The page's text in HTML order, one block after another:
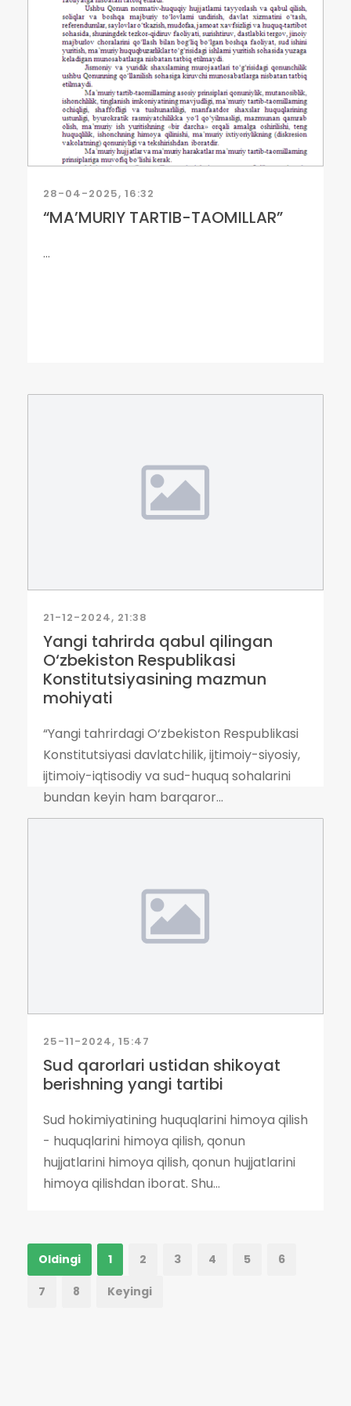
28-04-2025, 16:32
“MA’MURIY TARTIB-TAOMILLAR”
...
21-12-2024, 21:38
Yangi tahrirda qabul qilingan
O‘zbekiston Respublikasi
Konstitutsiyasining mazmun
mohiyati
“Yangi tahrirdagi O‘zbekiston Respublikasi
Konstitutsiyasi davlatchilik, ijtimoiy-siyosiy,
ijtimoiy-iqtisodiy va sud-huquq sohalarini
bundan keyin ham barqaror...
25-11-2024, 15:47
Sud qarorlari ustidan shikoyat
berishning yangi tartibi
Sud hokimiyatining huquqlarini himoya qilish
- huquqlarini himoya qilish, qonun
hujjatlarini himoya qilish, qonun hujjatlarini
himoya qilishdan iborat. Shu...
Oldingi 1 2 3 4 5 6
7 8 Keyingi